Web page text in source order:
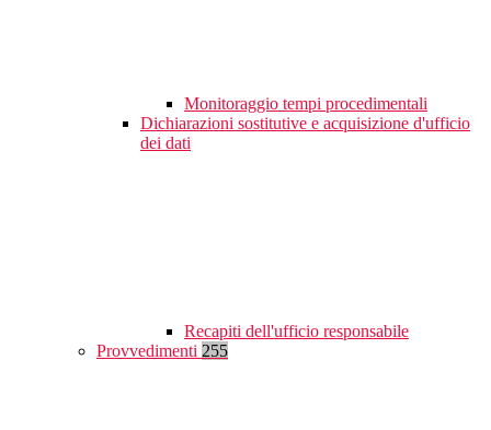
Monitoraggio tempi procedimentali
Dichiarazioni sostitutive e acquisizione d'ufficio
dei dati
Recapiti dell'ufficio responsabile
Provvedimenti 255